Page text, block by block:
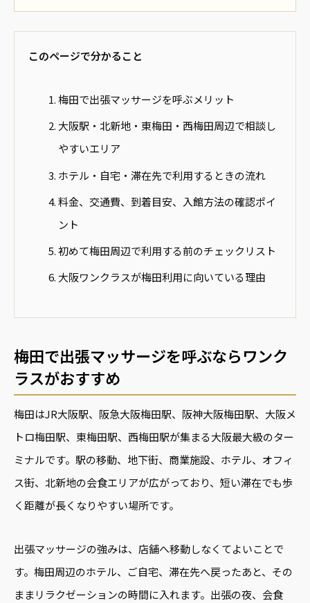
このページで分かること
梅田で出張マッサージを呼ぶメリット
大阪駅・北新地・東梅田・西梅田周辺で相談し
やすいエリア
ホテル・自宅・滞在先で利用するときの流れ
料金、交通費、到着目安、入館方法の確認ポイ
ント
初めて梅田周辺で利用する前のチェックリスト
大阪ワンクラスが梅田利用に向いている理由
梅田で出張マッサージを呼ぶならワンク
ラスがおすすめ
梅田はJR大阪駅、阪急大阪梅田駅、阪神大阪梅田駅、大阪メ
トロ梅田駅、東梅田駅、西梅田駅が集まる大阪最大級のター
ミナルです。駅の移動、地下街、商業施設、ホテル、オフィ
ス街、北新地の会食エリアが広がっており、短い滞在でも歩
く距離が長くなりやすい場所です。
出張マッサージの強みは、店舗へ移動しなくてよいことで
す。梅田周辺のホテル、ご自宅、滞在先へ戻ったあと、その
ままリラクゼーションの時間に入れます。出張の夜、会食